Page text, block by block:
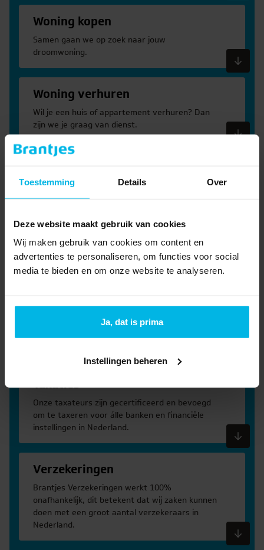
Toestemming Details Over
Deze website maakt gebruik van cookies
Wij maken gebruik van cookies om content en
advertenties te personaliseren, om functies voor social
media te bieden en om onze website te analyseren.
Ja, dat is prima
Instellingen beheren
Woning kopen
Samen gaan we op zoek naar jouw
droomwoning.
Meer informatie
Woning verhuren
Wil je een huis of appartement verhuren? Dan
zijn we je graag van dienst.
Meer informatie
Woning huren
Schrijf je in als huurder om op de hoogte te
blijven van het nieuwste aanbod.
Bedrijfsmakelaar
Jouw zakelijke droom realiseren? Onze
bedrijfsmakelaars denken graag met je mee.
Hypotheekadvies
Onze hypotheekadviseurs zijn je graag van
dienst bij de volgende stap in je leven.
Meer informatie
Taxaties
Onze taxateurs zijn gecertificeerd en bevoegd
om te taxeren voor álle banken en financiële
instellingen in Nederland.
Meer informatie
Verzekeringen
Brantjes Verzekeringen werkt 100%
onafhankelijk, dit betekent dat wij zaken kunnen
doen met een groot aantal verzekeraars in
Nederland.
Meer informatie